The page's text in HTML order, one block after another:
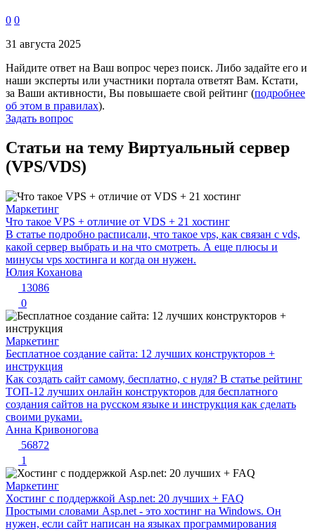
0 0
31 августа 2025
Найдите ответ на Ваш вопрос через поиск. Либо задайте его и
наши эксперты или участники портала ответят Вам. Кстати,
за Ваши активности, Вы повышаете свой рейтинг (подробнее
об этом в правилах).
Задать вопрос
Статьи на тему Виртуальный сервер
(VPS/VDS)
Маркетинг
Что такое VPS + отличие от VDS + 21 хостинг
В статье подробно расписали, что такое vps, как связан с vds,
какой сервер выбрать и на что смотреть. А еще плюсы и
минусы vps хостинга и когда он нужен.
Юлия Коханова
13086
0
Маркетинг
Бесплатное создание сайта: 12 лучших конструкторов +
инструкция
Как создать сайт самому, бесплатно, с нуля? В статье рейтинг
ТОП-12 лучших онлайн конструкторов для бесплатного
создания сайтов на русском языке и инструкция как сделать
своими руками.
Анна Кривоногова
56872
1
Маркетинг
Хостинг с поддержкой Asp.net: 20 лучших + FAQ
Простыми словами Asp.net - это хостинг на Windows. Он
нужен, если сайт написан на языках программирования